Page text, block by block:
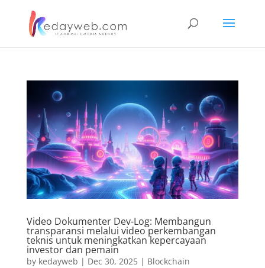
Video Dokumenter Dev-Log: Membangun
transparansi melalui video perkembangan
teknis untuk meningkatkan kepercayaan
investor dan pemain
by kedayweb | Dec 30, 2025| Blockchain